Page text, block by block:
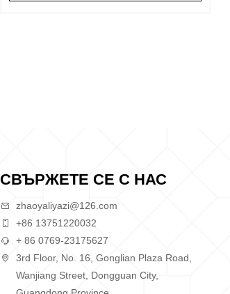
СВЪРЖЕТЕ СЕ С НАС
zhaoyaliyazi@126.com
+86 13751220032
+ 86 0769-23175627
3rd Floor, No. 16, Gonglian Plaza Road,
Wanjiang Street, Dongguan City,